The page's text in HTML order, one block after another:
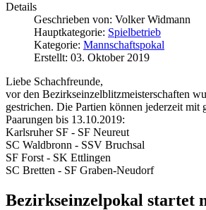
Details
Geschrieben von: Volker Widmann
Hauptkategorie: Spielbetrieb
Kategorie: Mannschaftspokal
Erstellt: 03. Oktober 2019
Liebe Schachfreunde,
vor den Bezirkseinzelblitzmeisterschaften
gestrichen. Die Partien können jederzeit
Paarungen bis 13.10.2019:
Karlsruher SF - SF Neureut
SC Waldbronn - SSV Bruchsal
SF Forst - SK Ettlingen
SC Bretten - SF Graben-Neudorf
Bezirkseinzelpokal startet